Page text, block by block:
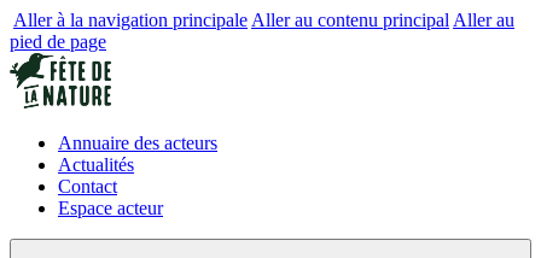
Aller à la navigation principale Aller au contenu principal Aller au
pied de page
Annuaire des acteurs
Actualités
Contact
Espace acteur